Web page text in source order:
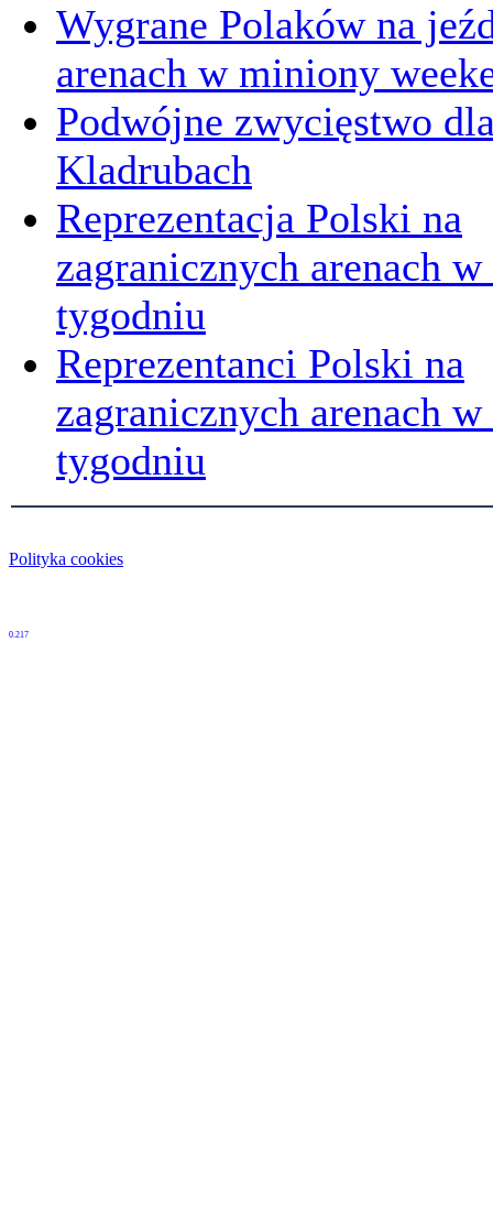
Wygrane Polaków na
arenach w miniony
Podwójne zwycięstwo
Kladrubach
Reprezentacja Polski na
zagranicznych arenach
tygodniu
Reprezentanci Polski na
zagranicznych arenach
tygodniu
Polityka cookies
0.217